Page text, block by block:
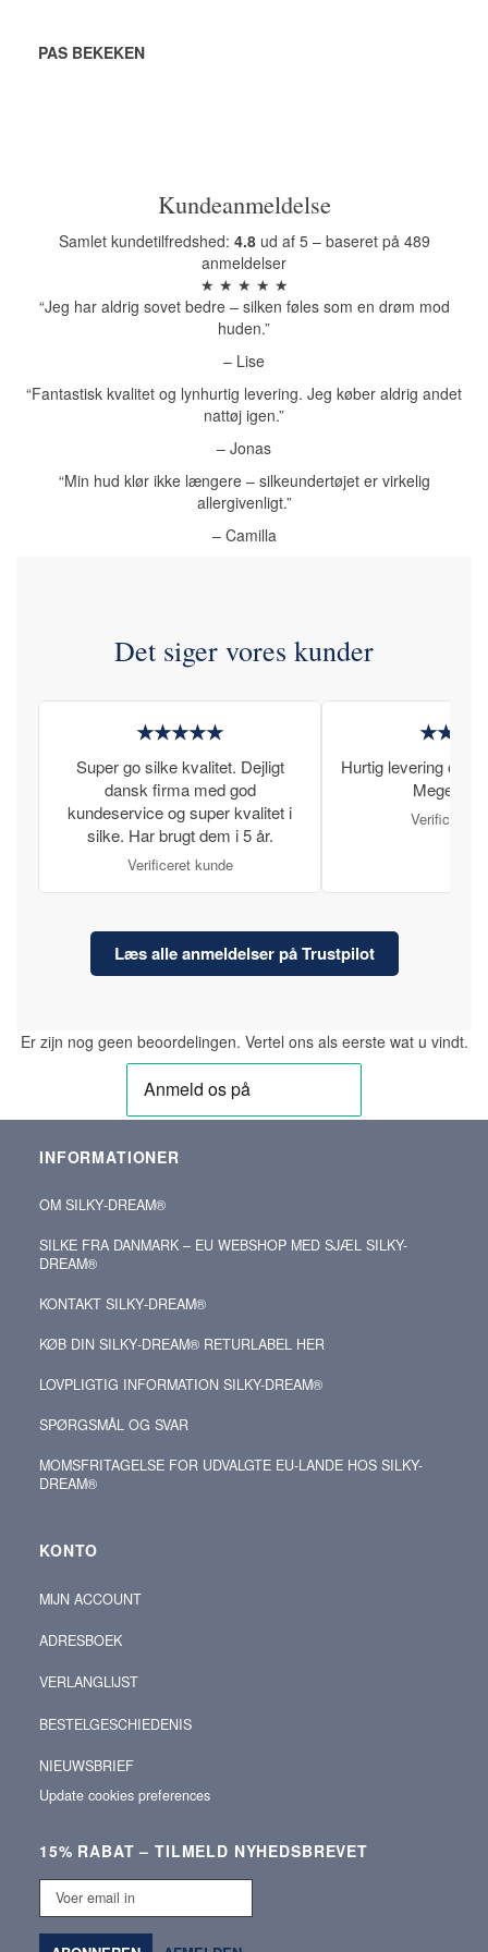
PAS BEKEKEN
Kundeanmeldelse
Samlet kundetilfredshed: 4.8ud af 5 – baseret på 489
anmeldelser
★ ★ ★ ★ ★
“Jeg har aldrig sovet bedre – silken føles som en drøm mod
huden.”
– Lise
“Fantastisk kvalitet og lynhurtig levering. Jeg køber aldrig andet
nattøj igen.”
– Jonas
“Min hud klør ikke længere – silkeundertøjet er virkelig
allergivenligt.”
– Camilla
Det siger vores kunder
★★★★★
Super go silke kvalitet. Dejligt
dansk firma med god
kundeservice og super kvalitet i
silke. Har brugt dem i 5 år.
Verificeret kunde
Hurtig levering og
Meget
Verificeret
Læs alle anmeldelser på Trustpilot
Er zijn nog geen beoordelingen. Vertel ons als eerste wat u vindt.
INFORMATIONER
OM SILKY‑DREAM®
SILKE FRA DANMARK – EU WEBSHOP MED SJÆL SILKY-
DREAM®
KONTAKT SILKY‑DREAM®
KØB DIN SILKY‑DREAM® RETURLABEL HER
LOVPLIGTIG INFORMATION SILKY-DREAM®
SPØRGSMÅL OG SVAR
MOMSFRITAGELSE FOR UDVALGTE EU-LANDE HOS SILKY-
DREAM®
KONTO
MIJN ACCOUNT
ADRESBOEK
VERLANGLIJST
BESTELGESCHIEDENIS
NIEUWSBRIEF
Update cookies preferences
15% RABAT – TILMELD NYHEDSBREVET
Voer
email
in